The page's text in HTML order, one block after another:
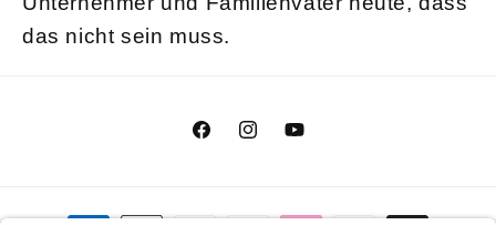
das nicht sein muss.
FacebookInstagram
Zahlungsmethoden